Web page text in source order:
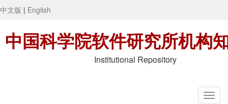
中文版 | English
中国科学院软件研究所机构
Institutional Repository